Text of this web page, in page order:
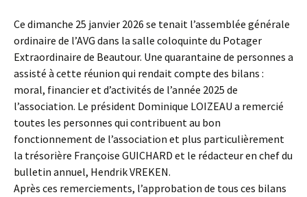
Ce dimanche 25 janvier 2026 se tenait l’assemblée générale
ordinaire de l’AVG dans la salle coloquinte du Potager
Extraordinaire de Beautour. Une quarantaine de personnes a
assisté à cette réunion qui rendait compte des bilans :
moral, financier et d’activités de l’année 2025 de
l’association. Le président Dominique LOIZEAU a remercié
toutes les personnes qui contribuent au bon
fonctionnement de l’association et plus particulièrement
la trésorière Françoise GUICHARD et le rédacteur en chef du
bulletin annuel, Hendrik VREKEN.
Après ces remerciements, l’approbation de tous ces bilans